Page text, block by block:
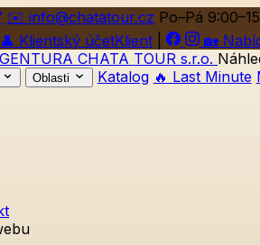
✉️ info@chatatour.cz Po–Pá
👤 Klientský účetKlient 🏡
Oblasti Katalog 🔥 Last Minute